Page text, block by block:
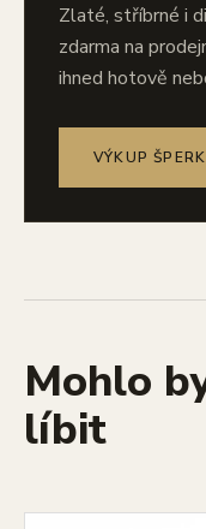
Zlaté, stříbrné i
zdarma na
ihned hotově
VÝKUP
Mohlo
líbit